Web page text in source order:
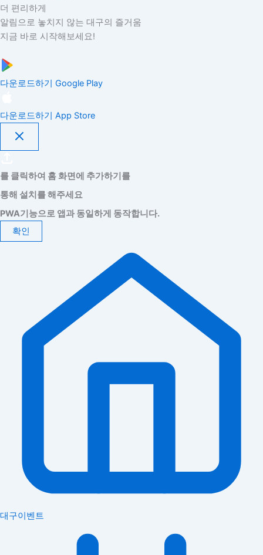
더 편리하게
알림으로 놓치지 않는 대구의 즐거움
지금 바로 시작해보세요!
다운로드하기 Google Play
다운로드하기 App Store
를 클릭하여 홈 화면에 추가하기를
통해 설치를 해주세요
PWA기능으로 앱과 동일하게 동작합니다.
확인
대구이벤트